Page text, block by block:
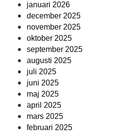
januari 2026
december 2025
november 2025
oktober 2025
september 2025
augusti 2025
juli 2025
juni 2025
maj 2025
april 2025
mars 2025
februari 2025